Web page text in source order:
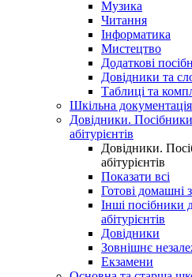
Музика
Читання
Інформатика
Мистецтво
Додаткові
Довідники та
Таблиці та
Шкільна документація
Довідники.
абітурієнтів
Довідники.
абітурієнтів
Показати всі
Готові домашні
Інші посібники
абітурієнтів
Довідники
Зовнішнє
Екзамени